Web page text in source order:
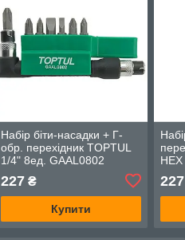
Набір біти-насадки + Г-
обр. перехідник TOPTUL
1/4" 8ед. GAAL0802
227₴
Купити
227